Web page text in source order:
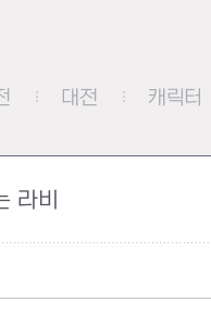
대전 캐릭터
라비